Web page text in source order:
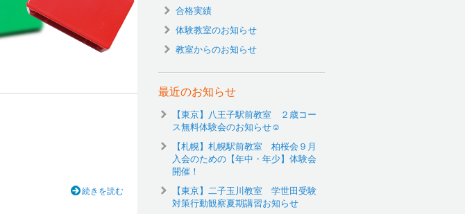
続きを読む
合格実績
体験教室のお知らせ
教室からのお知らせ
最近のお知らせ
【東京】八王子駅前教室 ２歳コー
ス無料体験会のお知らせ☺️
【札幌】札幌駅前教室 柏桜会９月
入会のための【年中・年少】体験会
開催！
【東京】二子玉川教室 学世田受験
対策行動観察夏期講習お知らせ